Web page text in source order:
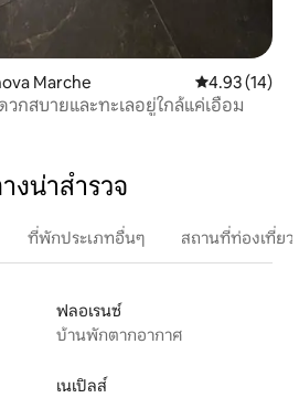
Marche คะแนนเฉลี่ย
4.93 (14)
วกสบายและทะเลอยู่ใกล้แค่เอื้อม
งน่าสำรวจ
ที่พักประเภทอื่นๆ สถานที่ท่องเที่ย
ฟลอเรนซ์
บ้านพักตากอากาศ
เนเปิลส์